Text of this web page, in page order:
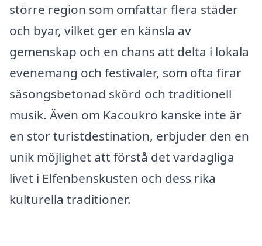
större region som omfattar flera städer
och byar, vilket ger en känsla av
gemenskap och en chans att delta i lokala
evenemang och festivaler, som ofta firar
säsongsbetonad skörd och traditionell
musik. Även om Kacoukro kanske inte är
en stor turistdestination, erbjuder den en
unik möjlighet att förstå det vardagliga
livet i Elfenbenskusten och dess rika
kulturella traditioner.